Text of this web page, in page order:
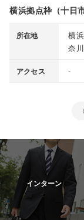
横浜拠点枠（十日
所在地 横
奈
アクセス -
インターン